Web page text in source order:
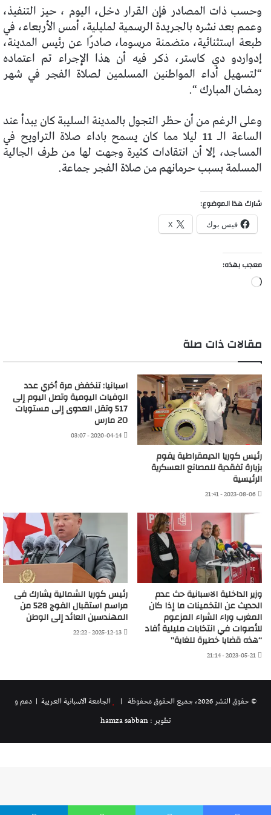
وحسب ذات المصادر فإن القرار دخل، اليوم ، حيز التنفيذ،
وعمم بعد نشره بالجريدة الرسمية لمليلية، أمس الأربعاء، في
طبعة استثنائية، متضمنة مرسوما، صادرًا عن رئيس المدينة،
إدواردو دي كاستر، ذكر فيه أن هذا الإجراء تم اعتماده
“لتسهيل أداء المواطنين المسلمين لصلاة الفجر في شهر
رمضان المبارك “.
وعلى الرغم من أن حظر التجول بالمدينة السليبة كان يبدأ عند
الساعة الـ 11 ليلا مما كان يسمح باداء صلاة التراويح في
المساجد، إلا أن انتقادات كثيرة وجهت لها من طرف الجالية
المسلمة بسبب حرمانهم من صلاة الفجر جماعة.
شارك هذا الموضوع:
فيس بوك X
معجب بهذه:
جاري
مقالات ذات صلة
رئيس كوريا الديمقراطية يقوم
بزيارة تفقدية للمصانع العسكرية
الرئيسية
2023-08-06 - 21:41
اسبانيا: تنخفض مرة أخري عدد
الوفيات اليومية وتصل اليوم ​​إلى
517 وتقل العدوى إلى مستويات
20 مارس
2020-04-14 - 03:07
وزير الداخلية الاسبانية حث عدم
الحديث عن التخمينات ما إذا كان
المغرب وراء الشراء المزعوم
للأصوات في انتخابات مليلية أفاد
“هذه قضايا خطيرة للغاية”
2023-05-21 - 21:14
رئيس كوريا الشمالية يشارك فى
مراسم استقبال الفوج 528 من
المهندسين العائد إلى الوطن
2025-12-13 - 22:22
© حقوق النشر 2026، جميع الحقوق محفوظة | الجامعة الاسبانية العريية | دعم و
تطوير : hamza sabban